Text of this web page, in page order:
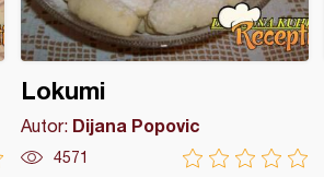
Lokumi
Autor: Dijana Popovic
4571